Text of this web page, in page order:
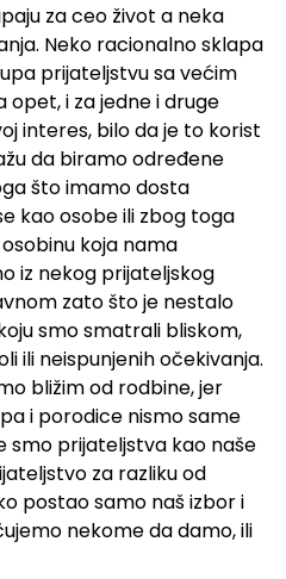
za ceo život a neka
Neko racionalno sklapa
prijateljstvu sa većim
i za jedne i druge
interes, bilo da je to korist
da biramo određene
što imamo dosta
kao osobe ili zbog toga
koja nama
iz nekog prijateljskog
zato što je nestalo
smo smatrali bliskom,
ili neispunjenih očekivanja.
bližim od rodbine, jer
i porodice nismo same
smo prijateljstva kao naše
za razliku od
postao samo naš izbor i
nekome da damo, ili